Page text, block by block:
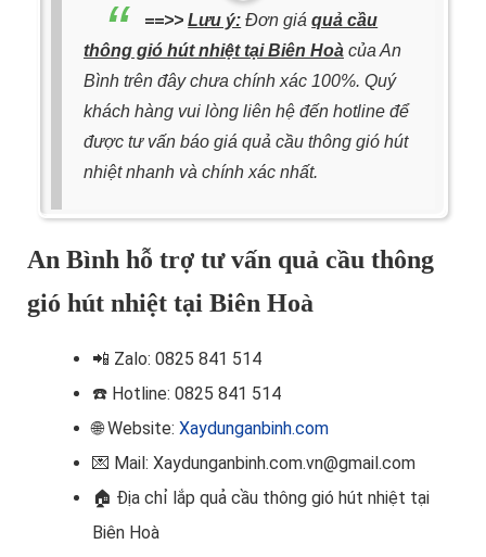
==>>Lưu ý: Đơn giáquả cầu
thông gió hút nhiệt tại Biên Hoà của An
Bình trên đây chưa chính xác 100%. Quý
khách hàng vui lòng liên hệ đến hotline để
được tư vấn báo giá quả cầu thông gió hút
nhiệt nhanh và chính xác nhất.
An Bình hỗ trợ tư vấn quả cầu thông
gió hút nhiệt tại Biên Hoà
📲 Zalo: 0825 841 514
☎️ Hotline: 0825 841 514
🌐 Website: Xaydunganbinh.com
💌 Mail: Xaydunganbinh.com.vn@gmail.com
🏠 Địa chỉ lắp quả cầu thông gió hút nhiệt tại
Biên Hoà